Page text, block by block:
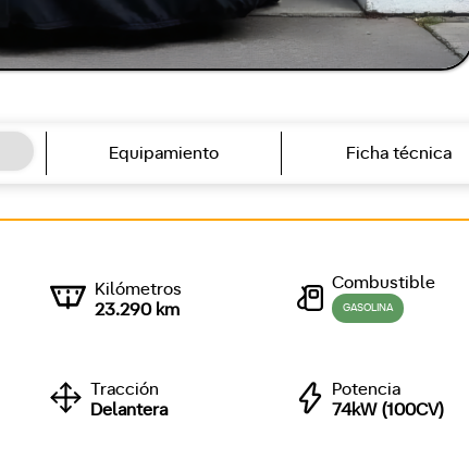
Equipamiento Ficha técnica
Kilómetros
23.290 km
Combustible
GASOLINA
Tracción
Delantera
Potencia
74kW (100CV)